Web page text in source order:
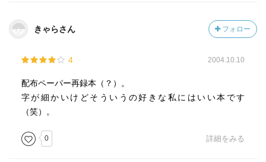
きゃらさん フォロー
4 2004.10.10
配布ペーパー再録本（？）。
字が細かいけどそういうの好きな私にはいい本です
（笑）。
0 詳細をみる